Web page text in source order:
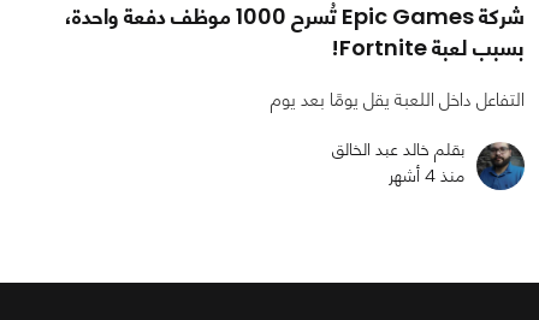
شركة Epic Games تُسرح 1000 موظف دفعة واحدة،
بسبب لعبة Fortnite!
التفاعل داخل اللعبة يقل يومًا بعد يوم
بقلم خالد عبد الخالق
منذ 4 أشهر